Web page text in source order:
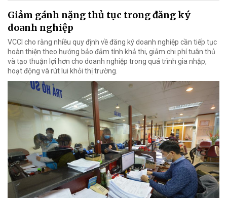
Giảm gánh nặng thủ tục trong đăng ký
doanh nghiệp
VCCI cho rằng nhiều quy định về đăng ký doanh nghiệp cần tiếp tục
hoàn thiện theo hướng bảo đảm tính khả thi, giảm chi phí tuân thủ
và tạo thuận lợi hơn cho doanh nghiệp trong quá trình gia nhập,
hoạt động và rút lui khỏi thị trường.